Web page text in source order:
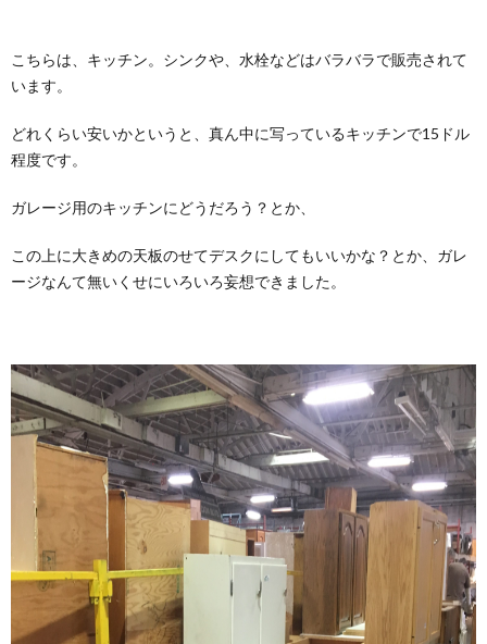
こちらは、キッチン。シンクや、水栓などはバラバラで販売されて
います。
どれくらい安いかというと、真ん中に写っているキッチンで15ドル
程度です。
ガレージ用のキッチンにどうだろう？とか、
この上に大きめの天板のせてデスクにしてもいいかな？とか、ガレ
ージなんて無いくせにいろいろ妄想できました。